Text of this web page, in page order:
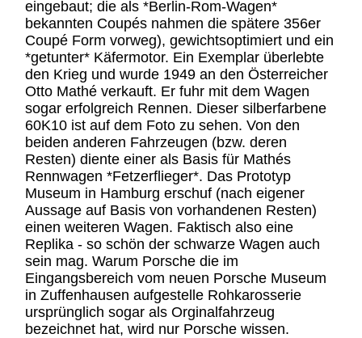
eingebaut; die als *Berlin-Rom-Wagen*
bekannten Coupés nahmen die spätere 356er
Coupé Form vorweg), gewichtsoptimiert und ein
*getunter* Käfermotor. Ein Exemplar überlebte
den Krieg und wurde 1949 an den Österreicher
Otto Mathé verkauft. Er fuhr mit dem Wagen
sogar erfolgreich Rennen. Dieser silberfarbene
60K10 ist auf dem Foto zu sehen. Von den
beiden anderen Fahrzeugen (bzw. deren
Resten) diente einer als Basis für Mathés
Rennwagen *Fetzerflieger*. Das Prototyp
Museum in Hamburg erschuf (nach eigener
Aussage auf Basis von vorhandenen Resten)
einen weiteren Wagen. Faktisch also eine
Replika - so schön der schwarze Wagen auch
sein mag. Warum Porsche die im
Eingangsbereich vom neuen Porsche Museum
in Zuffenhausen aufgestelle Rohkarosserie
ursprünglich sogar als Orginalfahrzeug
bezeichnet hat, wird nur Porsche wissen.